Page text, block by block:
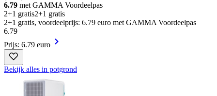
6.79 met GAMMA Voordeelpas
2+1 gratis2+1 gratis
2+1 gratis, voordeelprijs: 6.79 euro met GAMMA Voordeelpas
6.79
Prijs: 6.79 euro
Bekijk alles in potgrond